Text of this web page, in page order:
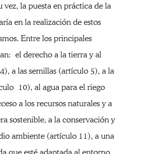
vez, la puesta en práctica de la
en la realización de estos
Entre los principales
el derecho a la tierra y al
a las semillas (artículo 5), a la
10), al agua para el riego
a los recursos naturales y a
sostenible, a la conservación y
ambiente (artículo 11), a una